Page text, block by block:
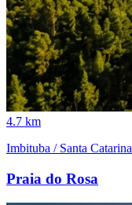
4.7 km
Imbituba / Santa Catarina
Praia do Rosa